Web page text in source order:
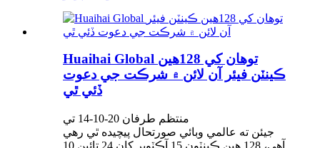
Huaihai Global توهان کي 128هين
ڪينٽن فيئر آن لائن ۾ شرڪت جي دعوت
ڏئي ٿي
منتظم طرفان 20-10-14 تي
جيئن ته عالمي وبائي صورتحال پيچيده ٿي رهي